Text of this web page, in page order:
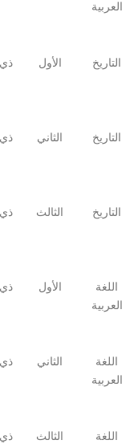
العربية
التاريخ الأول
التاريخ الثاني
التاريخ الثالث
اللغة
العربية
الأول
اللغة
العربية
الثاني
اللغة
الثالث